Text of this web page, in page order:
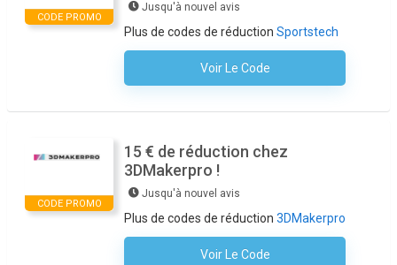
CODE PROMO
Jusqu'à nouvel avis
Plus de codes de réduction Sportstech
Voir Le Code
Aucun Code N'est Nécessaire
CODE PROMO
15 € de réduction chez
3DMakerpro !
Jusqu'à nouvel avis
Plus de codes de réduction 3DMakerpro
Voir Le Code
Aucun Code N'est Nécessaire